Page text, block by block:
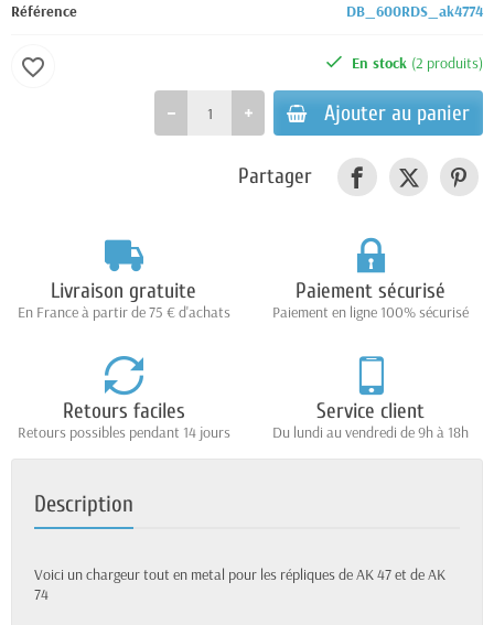
Référence DB_600RDS_ak4774
En stock (2 produits)
Ajouter au panier
favorite_border
Partager
Livraison gratuite
En France à partir de 75 € d'achats
Paiement sécurisé
Paiement en ligne 100% sécurisé
Retours faciles
Retours possibles pendant 14 jours
Service client
Du lundi au vendredi de 9h à 18h
Description
Voici un chargeur tout en metal pour les répliques de AK 47 et de AK
74